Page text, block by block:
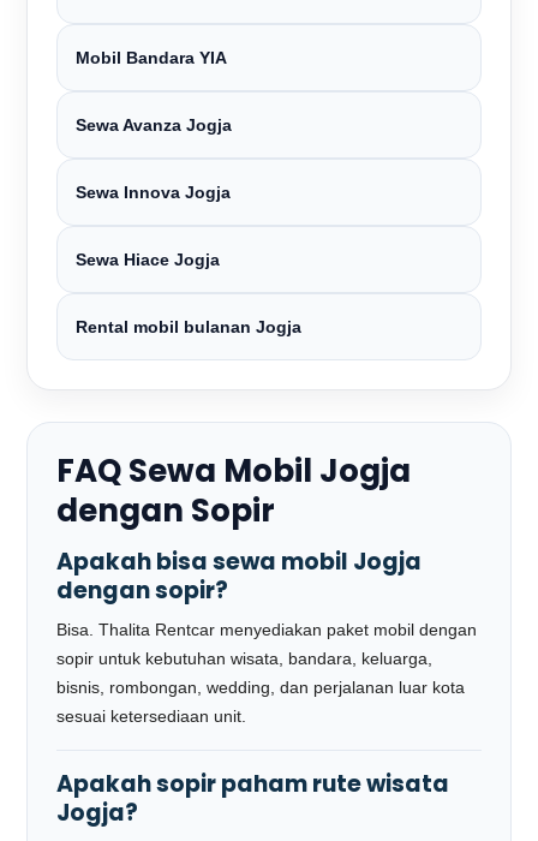
Mobil Bandara YIA
Sewa Avanza Jogja
Sewa Innova Jogja
Sewa Hiace Jogja
Rental mobil bulanan Jogja
FAQ Sewa Mobil Jogja
dengan Sopir
Apakah bisa sewa mobil Jogja
dengan sopir?
Bisa. Thalita Rentcar menyediakan paket mobil dengan
sopir untuk kebutuhan wisata, bandara, keluarga,
bisnis, rombongan, wedding, dan perjalanan luar kota
sesuai ketersediaan unit.
Apakah sopir paham rute wisata
Jogja?